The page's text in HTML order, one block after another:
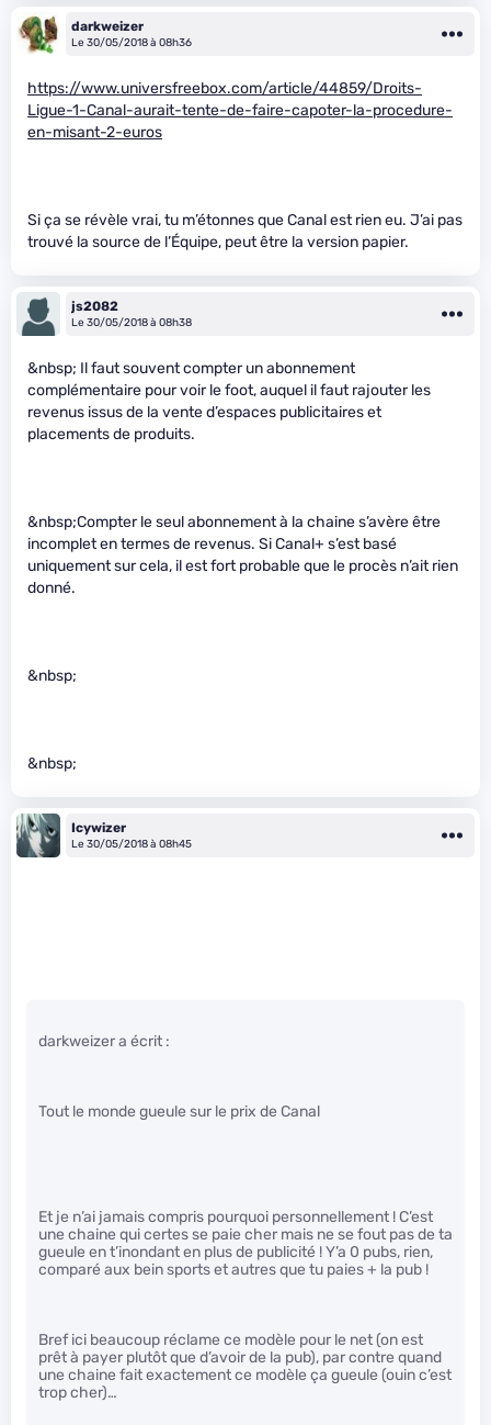
darkweizer
Le 30/05/2018 à 08h36
https://www.universfreebox.com/article/44859/Droits-
Ligue-1-Canal-aurait-tente-de-faire-capoter-la-procedure-
en-misant-2-euros
Si ça se révèle vrai, tu m’étonnes que Canal est rien eu. J’ai pas
trouvé la source de l’Équipe, peut être la version papier.
js2082
Le 30/05/2018 à 08h38
&nbsp; Il faut souvent compter un abonnement
complémentaire pour voir le foot, auquel il faut rajouter les
revenus issus de la vente d’espaces publicitaires et
placements de produits.
&nbsp;Compter le seul abonnement à la chaine s’avère être
incomplet en termes de revenus. Si Canal+ s’est basé
uniquement sur cela, il est fort probable que le procès n’ait rien
donné.
&nbsp;
&nbsp;
Icywizer
Le 30/05/2018 à 08h45
darkweizer a écrit :
Tout le monde gueule sur le prix de Canal
Et je n’ai jamais compris pourquoi personnellement ! C’est
une chaine qui certes se paie cher mais ne se fout pas de ta
gueule en t’inondant en plus de publicité ! Y’a 0 pubs, rien,
comparé aux bein sports et autres que tu paies + la pub !
Bref ici beaucoup réclame ce modèle pour le net (on est
prêt à payer plutôt que d’avoir de la pub), par contre quand
une chaine fait exactement ce modèle ça gueule (ouin c’est
trop cher)…